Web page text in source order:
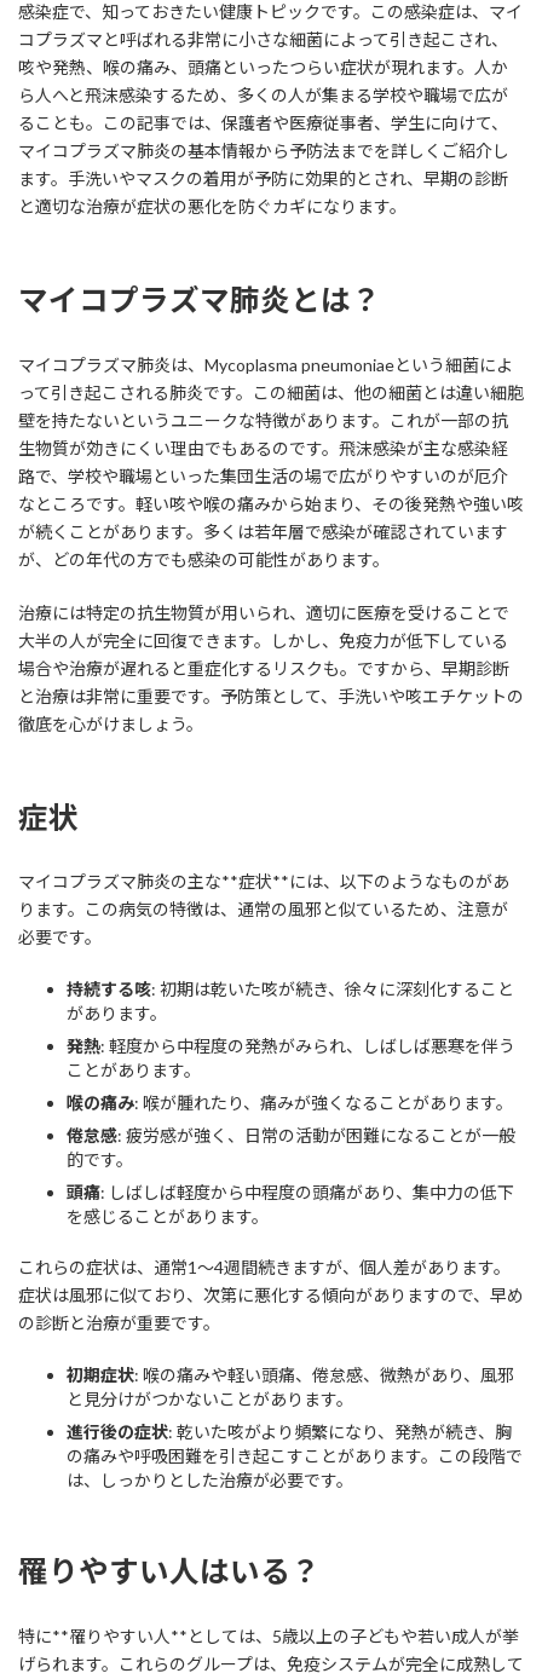
感染症で、知っておきたい健康トピックです。この感染症は、マイ
コプラズマと呼ばれる非常に小さな細菌によって引き起こされ、
咳や発熱、喉の痛み、頭痛といったつらい症状が現れます。人か
ら人へと飛沫感染するため、多くの人が集まる学校や職場で広が
ることも。この記事では、保護者や医療従事者、学生に向けて、
マイコプラズマ肺炎の基本情報から予防法までを詳しくご紹介し
ます。手洗いやマスクの着用が予防に効果的とされ、早期の診断
と適切な治療が症状の悪化を防ぐカギになります。
マイコプラズマ肺炎とは？
マイコプラズマ肺炎は、Mycoplasma pneumoniaeという細菌によ
って引き起こされる肺炎です。この細菌は、他の細菌とは違い細胞
壁を持たないというユニークな特徴があります。これが一部の抗
生物質が効きにくい理由でもあるのです。飛沫感染が主な感染経
路で、学校や職場といった集団生活の場で広がりやすいのが厄介
なところです。軽い咳や喉の痛みから始まり、その後発熱や強い咳
が続くことがあります。多くは若年層で感染が確認されています
が、どの年代の方でも感染の可能性があります。
治療には特定の抗生物質が用いられ、適切に医療を受けることで
大半の人が完全に回復できます。しかし、免疫力が低下している
場合や治療が遅れると重症化するリスクも。ですから、早期診断
と治療は非常に重要です。予防策として、手洗いや咳エチケットの
徹底を心がけましょう。
症状
マイコプラズマ肺炎の主な**症状**には、以下のようなものがあ
ります。この病気の特徴は、通常の風邪と似ているため、注意が
必要です。
持続する咳: 初期は乾いた咳が続き、徐々に深刻化すること
があります。
発熱: 軽度から中程度の発熱がみられ、しばしば悪寒を伴う
ことがあります。
喉の痛み: 喉が腫れたり、痛みが強くなることがあります。
倦怠感: 疲労感が強く、日常の活動が困難になることが一般
的です。
頭痛: しばしば軽度から中程度の頭痛があり、集中力の低下
を感じることがあります。
これらの症状は、通常1〜4週間続きますが、個人差があります。
症状は風邪に似ており、次第に悪化する傾向がありますので、早め
の診断と治療が重要です。
初期症状: 喉の痛みや軽い頭痛、倦怠感、微熱があり、風邪
と見分けがつかないことがあります。
進行後の症状: 乾いた咳がより頻繁になり、発熱が続き、胸
の痛みや呼吸困難を引き起こすことがあります。この段階で
は、しっかりとした治療が必要です。
罹りやすい人はいる？
特に**罹りやすい人**としては、5歳以上の子どもや若い成人が挙
げられます。これらのグループは、免疫システムが完全に成熟して